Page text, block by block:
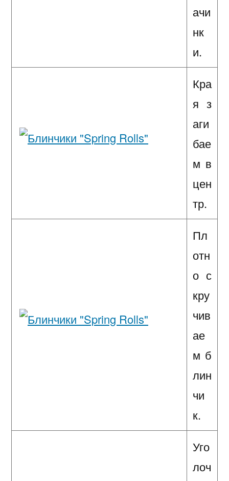
ачи
нк
и.
Кра
я з
аги
бае
м в
цен
тр.
Пл
отн
о с
кру
чив
ае
м б
лин
чи
к.
Уго
лоч